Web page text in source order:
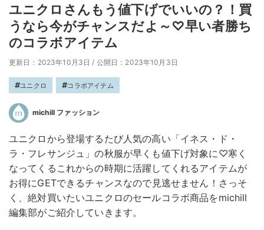
ユニクロさんもう値下げでいいの？！買
うなら今がチャンスだよ～♡早い者勝ち
のコラボアイテム
更新日：2023年10月3日 / 公開日：2023年10月3日
ユニクロ コラボアイテム
michill ファッション
ユニクロから登場するたび人気の高い「イネス・ド・
ラ・フレサンジュ」の秋服が早くも値下げ対象に♡寒く
なってくるこれからの時期に活躍してくれるアイテムが
お得にGETできるチャンスなので見逃せません！さっそ
く、絶対買いたいユニクロのセールコラボ商品をmichill
編集部がご紹介していきます。